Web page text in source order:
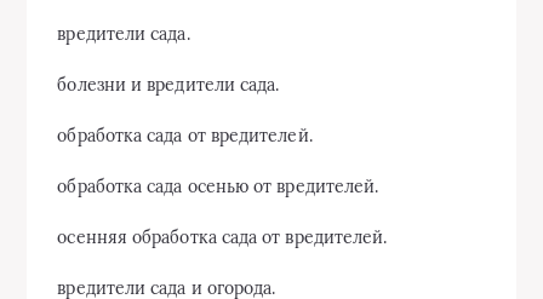
вредители сада.
болезни и вредители сада.
обработка сада от вредителей.
обработка сада осенью от вредителей.
осенняя обработка сада от вредителей.
вредители сада и огорода.